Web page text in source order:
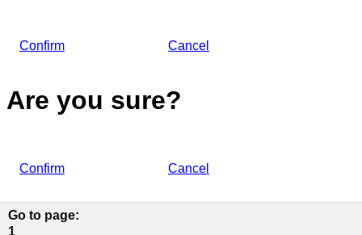
Confirm Cancel
Are you sure?
Confirm Cancel
Go to page:
1